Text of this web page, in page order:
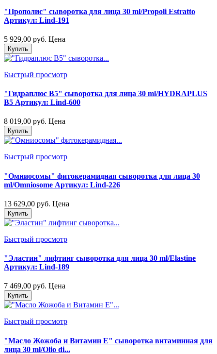
"Прополис" сыворотка для лица 30 ml/Propoli Estratto
Артикул: Lind-191
5 929,00 руб. Цена
Купить
Быстрый просмотр
"Гидраплюс B5" сыворотка для лица 30 ml/HYDRAPLUS
B5 Артикул: Lind-600
8 019,00 руб. Цена
Купить
Быстрый просмотр
"Омниосомы" фитокерамидная сыворотка для лица 30
ml/Omniosome Артикул: Lind-226
13 629,00 руб. Цена
Купить
Быстрый просмотр
"Эластин" лифтинг сыворотка для лица 30 ml/Elastine
Артикул: Lind-189
7 469,00 руб. Цена
Купить
Быстрый просмотр
"Масло Жожоба и Витамин Е" сыворотка витаминная для
лица 30 ml/Olio di...